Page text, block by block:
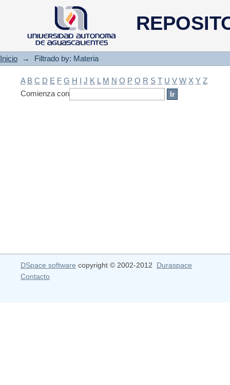
Filtrado by: Materia
Inicio → Filtrado by: Materia
A B C D E F G H I J K L M N O P Q R S T U V W X Y Z
Comienza con
DSpace software copyright © 2002-2012 Duraspace
Contacto